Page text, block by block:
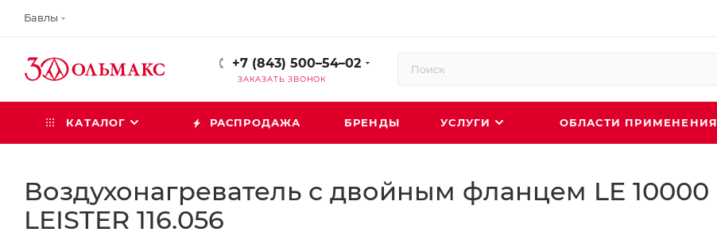
Бавлы
+7 (843) 500–54–02
ЗАКАЗАТЬ ЗВОНОК
КАТАЛОГ РАСПРОДАЖА БРЕНДЫ УСЛУГИ ОБЛАСТИ
Воздухонагреватель с двойным фланцем LE 10000
LEISTER 116.056